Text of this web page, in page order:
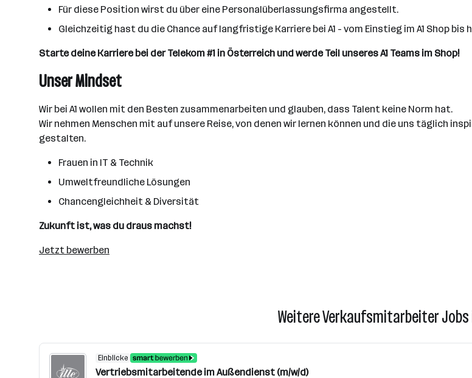
Für diese Position wirst du über eine Personalüberlassungsfirma angestellt.
Gleichzeitig hast du die Chance auf langfristige Karriere bei A1 - vom Einstieg im A1 Shop
Starte deine Karriere bei der Telekom #1 in Österreich und werde Teil unseres A1 Teams im Shop!
Unser Mindset
Wir bei A1 wollen mit den Besten zusammenarbeiten und glauben, dass Talent keine Norm hat.
Wir nehmen Menschen mit auf unsere Reise, von denen wir lernen können und die uns täglich
gestalten.
Frauen in IT & Technik
Umweltfreundliche Lösungen
Chancengleichheit & Diversität
Zukunft ist, was du draus machst!
Jetzt bewerben
Weitere Verkaufsmitarbeiter
Einblicke
Vertriebsmitarbeitende im Außendienst (m/w/d)